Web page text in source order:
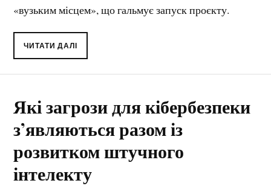
«вузьким місцем», що гальмує запуск проєкту.
ЧИТАТИ ДАЛІ
Які загрози для кібербезпеки
з’являються разом із
розвитком штучного
інтелекту